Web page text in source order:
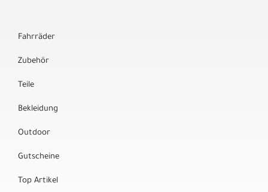
Fahrräder
Zubehör
Teile
Bekleidung
Outdoor
Gutscheine
Top Artikel